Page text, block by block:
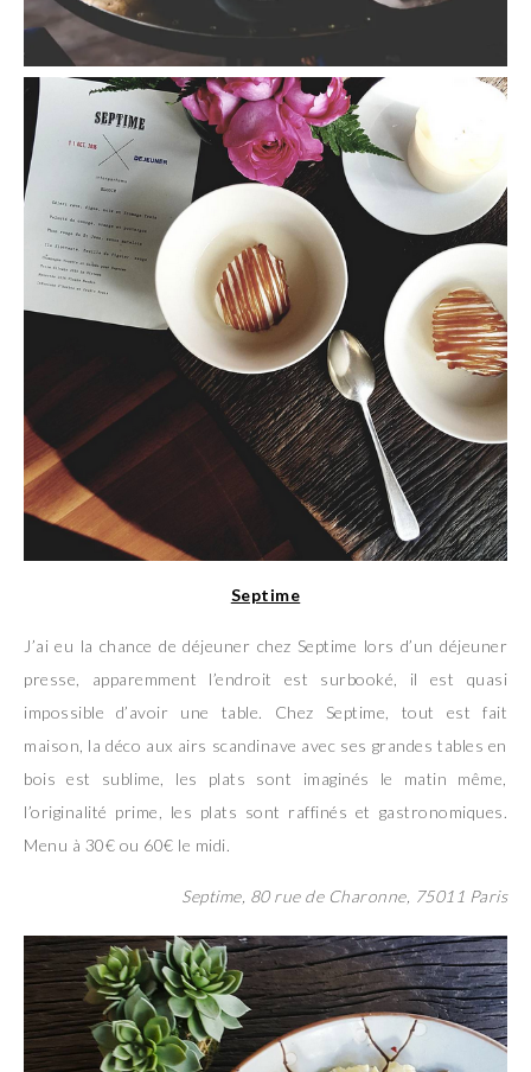
Septime
J’ai eu la chance de déjeuner chez Septime lors d’un déjeuner
presse, apparemment l’endroit est surbooké, il est quasi
impossible d’avoir une table. Chez Septime, tout est fait
maison, la déco aux airs scandinave avec ses grandes tables en
bois est sublime, les plats sont imaginés le matin même,
l’originalité prime, les plats sont raffinés et gastronomiques.
Menu à 30€ ou 60€ le midi.
Septime, 80 rue de Charonne, 75011 Paris